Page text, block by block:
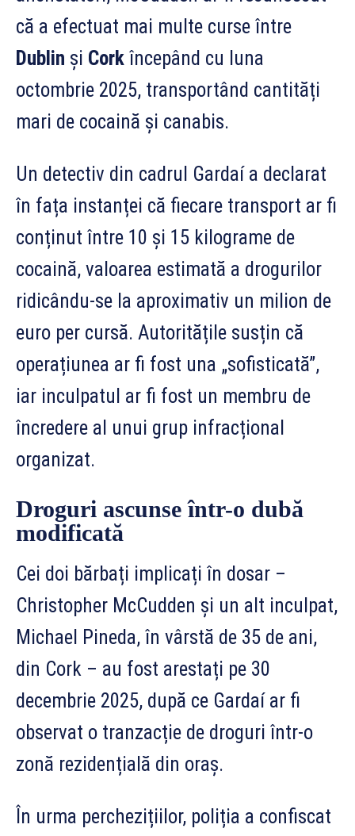
că a efectuat mai multe curse între
Dublin și Cork începând cu luna
octombrie 2025, transportând cantități
mari de cocaină și canabis.
Un detectiv din cadrul Gardaí a declarat
în fața instanței că fiecare transport ar fi
conținut între 10 și 15 kilograme de
cocaină, valoarea estimată a drogurilor
ridicându-se la aproximativ un milion de
euro per cursă. Autoritățile susțin că
operațiunea ar fi fost una „sofisticată”,
iar inculpatul ar fi fost un membru de
încredere al unui grup infracțional
organizat.
Droguri ascunse într-o dubă
modificată
Cei doi bărbați implicați în dosar –
Christopher McCudden și un alt inculpat,
Michael Pineda, în vârstă de 35 de ani,
din Cork – au fost arestați pe 30
decembrie 2025, după ce Gardaí ar fi
observat o tranzacție de droguri într-o
zonă rezidențială din oraș.
În urma perchezițiilor, poliția a confiscat